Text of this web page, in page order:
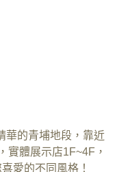
華的青埔地段，靠近
實體展示店1F~4F，
愛的不同風格！